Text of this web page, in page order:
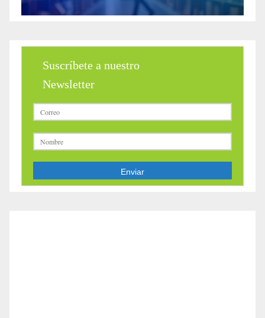
Suscríbete a nuestro
Newsletter